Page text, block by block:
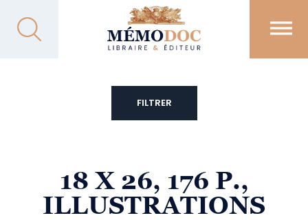
18 X 26, 176 P.,
ILLUSTRATIONS
FILTRER